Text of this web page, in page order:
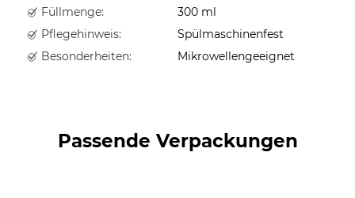
Füllmenge:
300 ml
Pflegehinweis:
Spülmaschinenfest
Besonderheiten:
Mikrowellengeeignet
Passende Verpackungen